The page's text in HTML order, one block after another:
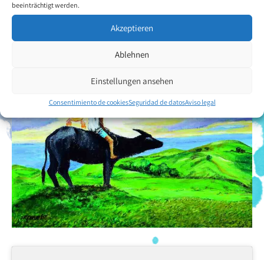
beeinträchtigt werden.
Akzeptieren
Ablehnen
Einstellungen ansehen
Consentimiento de cookiesSeguridad de datosAviso legal
Volver a la descripción general del artista